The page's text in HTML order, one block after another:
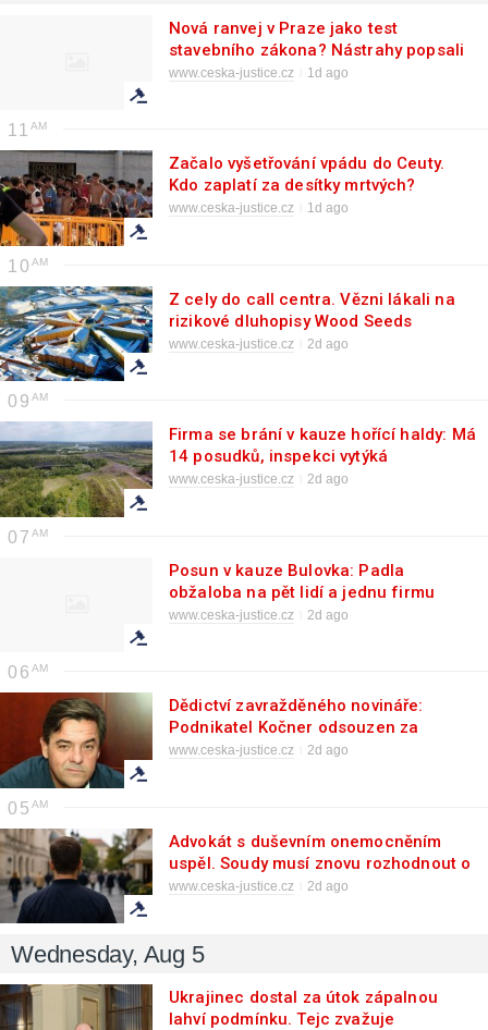
Nová ranvej v Praze jako test
stavebního zákona? Nástrahy popsali
právníci
www.ceska-justice.cz 1d ago
11
Začalo vyšetřování vpádu do Ceuty.
Kdo zaplatí za desítky mrtvých?
www.ceska-justice.cz 1d ago
10
Z cely do call centra. Vězni lákali na
rizikové dluhopisy Wood Seeds
www.ceska-justice.cz 2d ago
09
Firma se brání v kauze hořící haldy: Má
14 posudků, inspekci vytýká
neodebrání vzorků
www.ceska-justice.cz 2d ago
07
Posun v kauze Bulovka: Padla
obžaloba na pět lidí a jednu firmu
www.ceska-justice.cz 2d ago
06
Dědictví zavražděného novináře:
Podnikatel Kočner odsouzen za
milionové úniky
www.ceska-justice.cz 2d ago
05
Advokát s duševním onemocněním
uspěl. Soudy musí znovu rozhodnout o
svéprávnosti
www.ceska-justice.cz 2d ago
Wednesday, Aug 5
Ukrajinec dostal za útok zápalnou
lahví podmínku. Tejc zvažuje